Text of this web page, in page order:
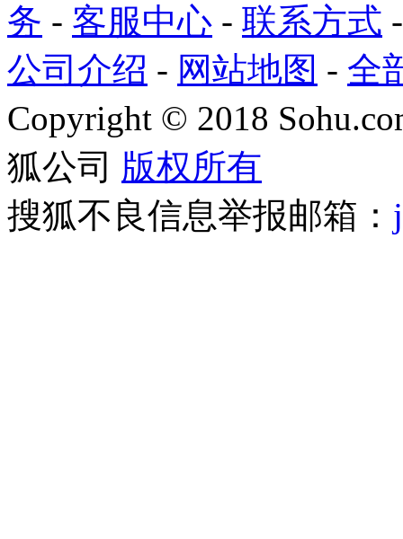
务 - 客服中心 - 联系方式
公司介绍 - 网站地图 - 全
Copyright © 2018
狐公司 版权所有
搜狐不良信息举报邮箱：